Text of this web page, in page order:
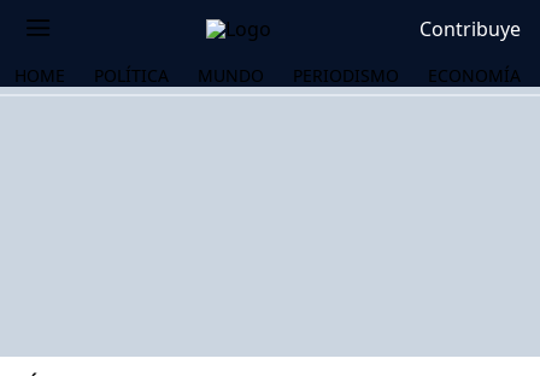
Contribuye
HOME POLÍTICA MUNDO PERIODISMO ECONOMÍA